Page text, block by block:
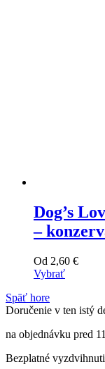
Dog’s
–
Od 2,60 €
Vybrať
výrobok
má
variantov.
si
Späť hore
Doručenie v ten istý
na objednávku pred
Bezplatné